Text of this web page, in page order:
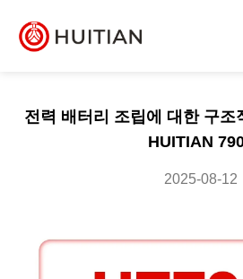
전력 배터리 조립에 대한 구조
HUITIAN
2025-08-12